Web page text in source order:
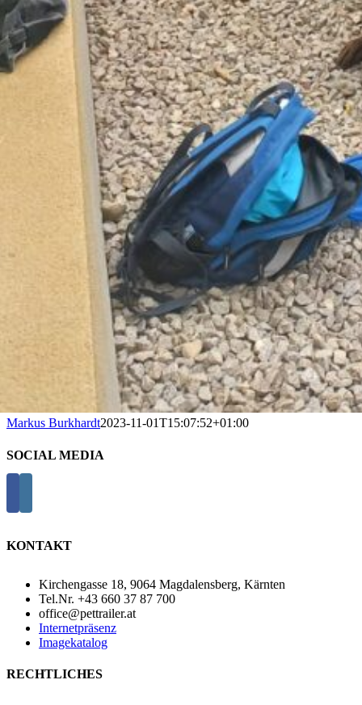
Markus Burkhardt2023-11-01T15:07:52+01:00
SOCIAL MEDIA
KONTAKT
Kirchengasse 18, 9064 Magdalensberg, Kärnten
Tel.Nr. +43 660 37 87 700
office@pettrailer.at
Internetpräsenz
Imagekatalog
RECHTLICHES